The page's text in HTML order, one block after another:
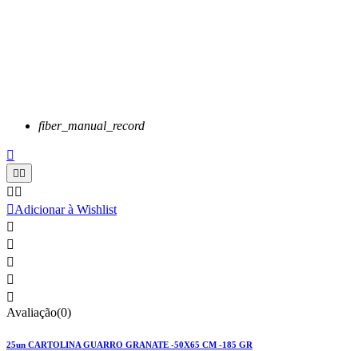
fiber_manual_record

 
 
Adicionar à Wishlist





Avaliação(0)
25un CARTOLINA GUARRO GRANATE -50X65 CM -185 GR